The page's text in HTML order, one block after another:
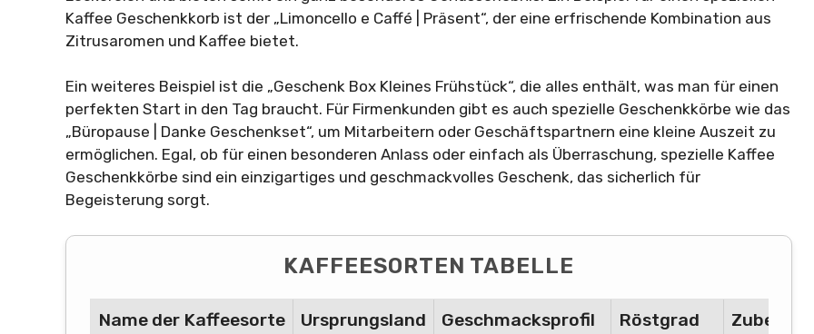
Kaffee Geschenkkorb ist der „Limoncello e Caffé | Präsent“, der eine erfrischende Kombination aus
Zitrusaromen und Kaffee bietet.
Ein weiteres Beispiel ist die „Geschenk Box Kleines Frühstück“, die alles enthält, was man für einen
perfekten Start in den Tag braucht. Für Firmenkunden gibt es auch spezielle Geschenkkörbe wie das
„Büropause | Danke Geschenkset“, um Mitarbeitern oder Geschäftspartnern eine kleine Auszeit zu
ermöglichen. Egal, ob für einen besonderen Anlass oder einfach als Überraschung, spezielle Kaffee
Geschenkkörbe sind ein einzigartiges und geschmackvolles Geschenk, das sicherlich für
Begeisterung sorgt.
KAFFEESORTEN TABELLE
Name der Kaffeesorte Ursprungsland Geschmacksprofil Röstgrad